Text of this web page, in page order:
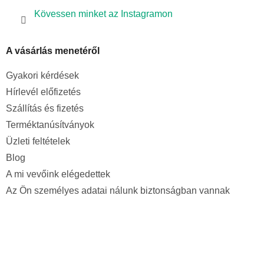
Kövessen minket az Instagramon
A vásárlás menetéről
Gyakori kérdések
Hírlevél előfizetés
Szállítás és fizetés
Terméktanúsítványok
Üzleti feltételek
Blog
A mi vevőink elégedettek
Az Ön személyes adatai nálunk biztonságban vannak